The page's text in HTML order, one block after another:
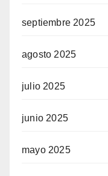
septiembre 2025
agosto 2025
julio 2025
junio 2025
mayo 2025